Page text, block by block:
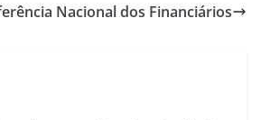
Nacional dos Financiários